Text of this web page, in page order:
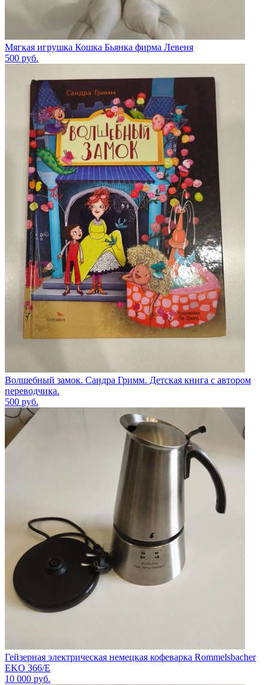
Мягкая игрушка Кошка Бьянка фирма Левеня
500 руб.
Волшебный замок. Сандра Гримм. Детская книга с автором
переводчика.
500 руб.
Гейзерная электрическая немецкая кофеварка Rommelsbacher
EKO 366/E
10 000 руб.